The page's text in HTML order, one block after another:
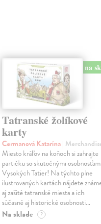
na
Tatranské žolíkové
karty
Cermanová Katarína|
Miesto kráľov na koňoch si zahrajte
partičku so skutočnými osobnosťami
Vysokých Tatier! Na týchto plne
ilustrovaných kartách nájdete
aj zašité tatranské miesta a ich
súčasné aj historické osobnosti…
Na sklade ?